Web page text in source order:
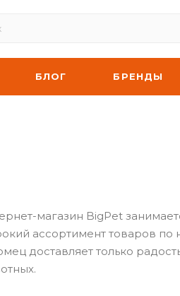
БЛОГ БРЕНДЫ
магазин BigPet
ассортимент товаров
доставляет только